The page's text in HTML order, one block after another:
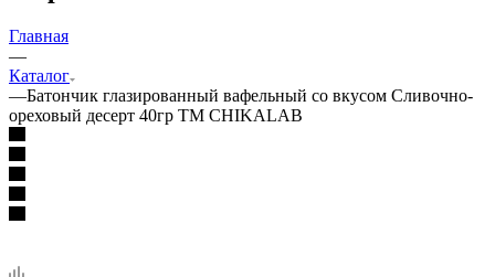
Главная
—
Каталог
—Батончик глазированный вафельный со вкусом Сливочно-
ореховый десерт 40гр ТМ CHIKALAB